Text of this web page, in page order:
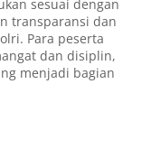
sesuai dengan
transparansi dan
Para peserta
dan disiplin,
menjadi bagian